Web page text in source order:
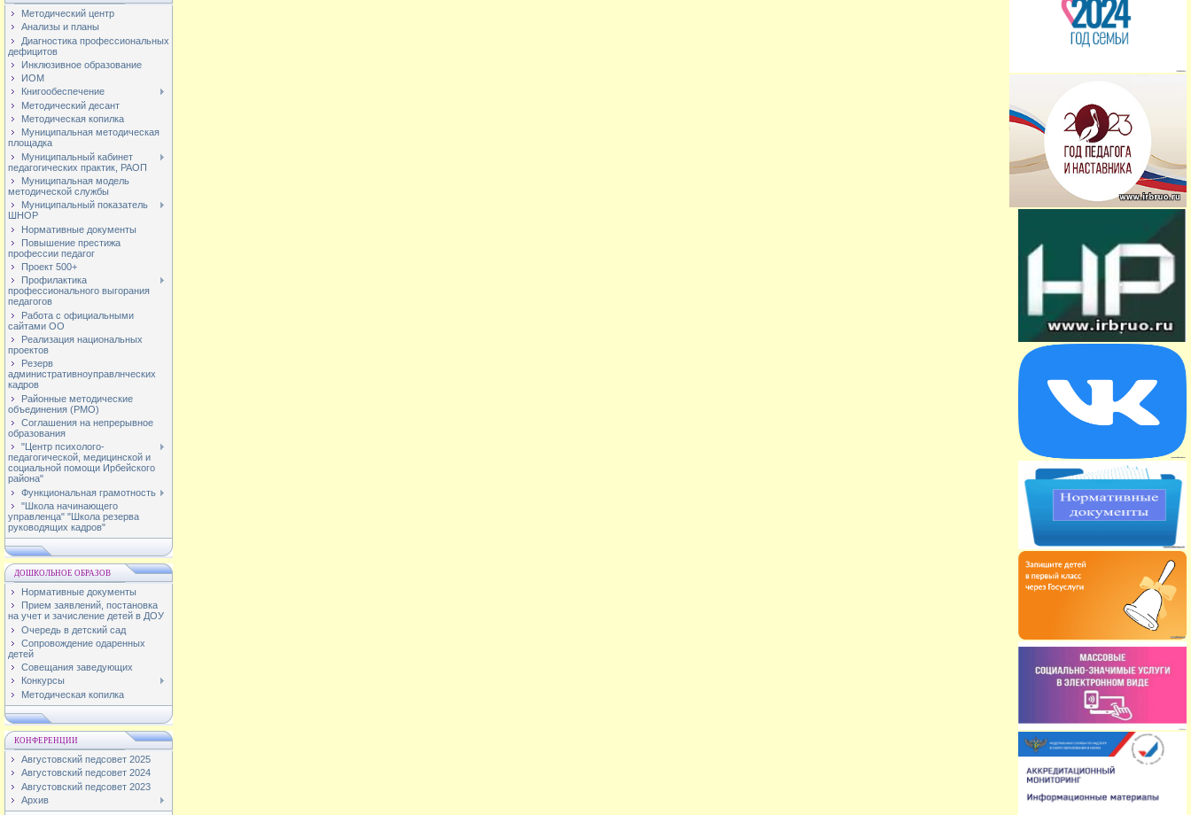
Методический центр
Анализы и планы
Диагностика профессиональных
дефицитов
Инклюзивное образование
ИОМ
Книгообеспечение
Методический десант
Методическая копилка
Муниципальная методическая
площадка
Муниципальный кабинет
педагогических практик, РАОП
Муниципальная модель
методической службы
Муниципальный показатель
ШНОР
Нормативные документы
Повышение престижа
профессии педагог
Проект 500+
Профилактика
профессионального выгорания
педагогов
Работа с официальными
сайтами ОО
Реализация национальных
проектов
Резерв
административноуправлнческих
кадров
Районные методические
объединения (РМО)
Соглашения на непрерывное
образования
"Центр психолого-
педагогической, медицинской и
социальной помощи Ирбейского
района"
Функциональная грамотность
"Школа начинающего
управленца" "Школа резерва
руководящих кадров"
ДОШКОЛЬНОЕ ОБРАЗОВ
Нормативные документы
Прием заявлений, постановка
на учет и зачисление детей в ДОУ
Очередь в детский сад
Сопровождение одаренных
детей
Совещания заведующих
Конкурсы
Методическая копилка
КОНФЕРЕНЦИИ
Августовский педсовет 2025
Августовский педсовет 2024
Августовский педсовет 2023
Архив